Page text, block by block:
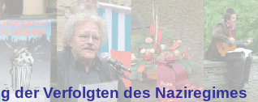
der Verfolgten des Naziregimes